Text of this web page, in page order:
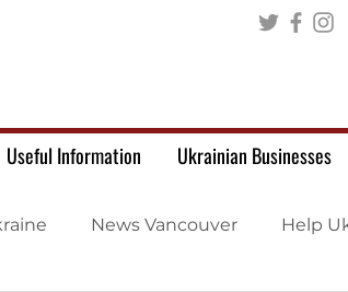
Useful Information Ukrainian Businesses
News Vancouver Help